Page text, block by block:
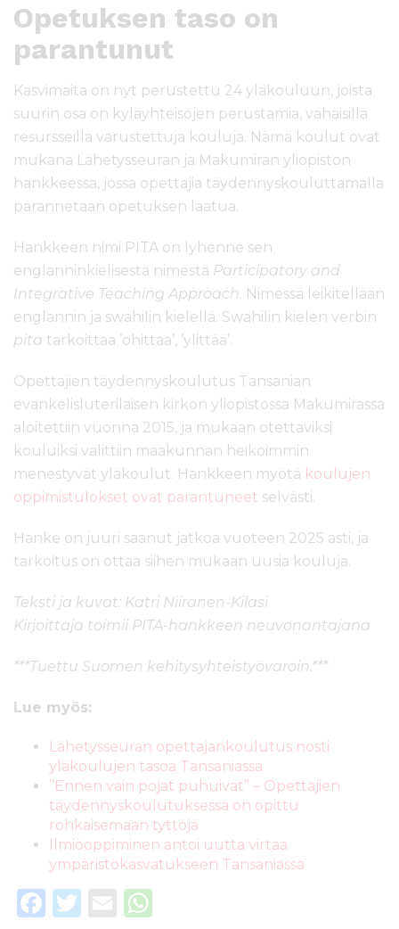
Opetuksen taso on
parantunut
Kasvimaita on nyt perustettu 24 yläkouluun, joista
suurin osa on kyläyhteisöjen perustamia, vähäisillä
resursseilla varustettuja kouluja. Nämä koulut ovat
mukana Lähetysseuran ja Makumiran yliopiston
hankkeessa, jossa opettajia täydennyskouluttamalla
parannetaan opetuksen laatua.
Hankkeen nimi PITA on lyhenne sen
englanninkielisestä nimestä Participatory and
Integrative Teaching Approach. Nimessä leikitellään
englannin ja swahilin kielellä. Swahilin kielen verbin
pita tarkoittaa ’ohittaa’, ’ylittää’.
Opettajien täydennyskoulutus Tansanian
evankelisluterilaisen kirkon yliopistossa Makumirassa
aloitettiin vuonna 2015, ja mukaan otettaviksi
kouluiksi valittiin maakunnan heikoimmin
menestyvät yläkoulut. Hankkeen myötä koulujen
oppimistulokset ovat parantuneet selvästi.
Hanke on juuri saanut jatkoa vuoteen 2025 asti, ja
tarkoitus on ottaa siihen mukaan uusia kouluja.
Teksti ja kuvat: Katri Niiranen-Kilasi
Kirjoittaja toimii PITA-hankkeen neuvonantajana
***Tuettu Suomen kehitysyhteistyövaroin.***
Lue myös:
Lähetysseuran opettajankoulutus nosti
yläkoulujen tasoa Tansaniassa
”Ennen vain pojat puhuivat” – Opettajien
täydennyskoulutuksessa on opittu
rohkaisemaan tyttöjä
Ilmiöoppiminen antoi uutta virtaa
ympäristökasvatukseen Tansaniassa
F
T
E